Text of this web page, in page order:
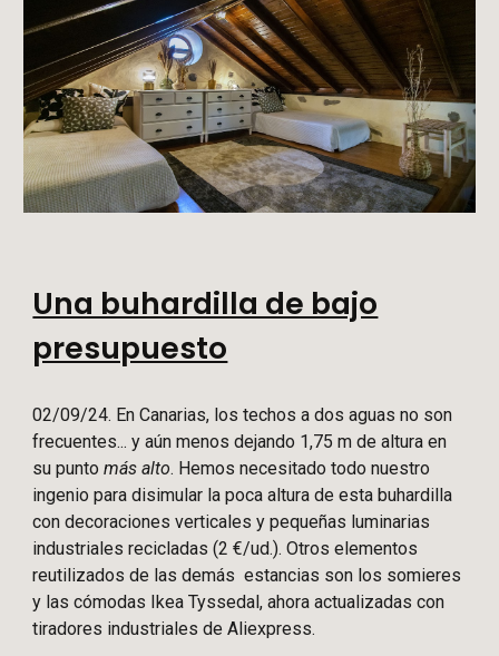
Una buhardilla de bajo
presupuesto
02/09/24. En Canarias, los techos a dos aguas no son
frecuentes... y aún menos dejando 1,75 m de altura en
su puntomás alto. Hemos necesitado todo nuestro
ingenio para disimular la poca altura de esta buhardilla
con decoraciones verticales y pequeñas luminarias
industriales recicladas (2 €/ud.). Otros elementos
reutilizados de las demás estancias son los somieres
y las cómodas Ikea Tyssedal, ahora actualizadas con
tiradores industriales de Aliexpress.